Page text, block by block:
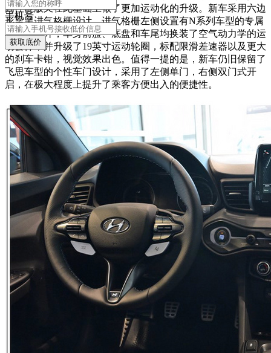
高性能版又在此基础上做了更加运动化的升级。新车采用六边
形熏黑进气格栅设计，进气格栅左侧设置有N系列车型的专属
标志。此外，车身前脸、底盘和车尾均换装了空气动力学的运
动套件，并升级了19英寸运动轮圈，标配限滑差速器以及更大
的刹车卡钳，视觉效果出色。值得一提的是，新车仍旧保留了
飞思车型的个性车门设计，采用了左侧单门，右侧双门式开
启，在极大程度上提升了乘客方便出入的便捷性。
手机号
获取底价